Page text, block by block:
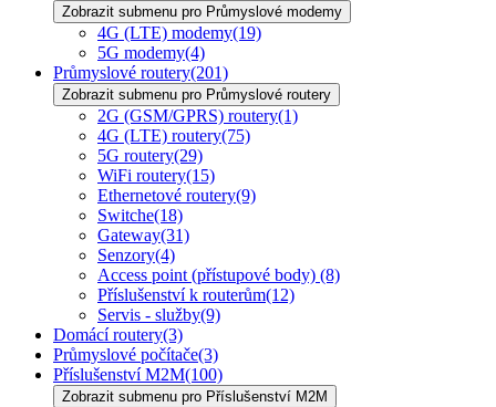
Zobrazit submenu pro Průmyslové modemy
4G (LTE) modemy(19)
5G modemy(4)
Průmyslové routery(201)
Zobrazit submenu pro Průmyslové routery
2G (GSM/GPRS) routery(1)
4G (LTE) routery(75)
5G routery(29)
WiFi routery(15)
Ethernetové routery(9)
Switche(18)
Gateway(31)
Senzory(4)
Access point (přístupové body) (8)
Příslušenství k routerům(12)
Servis - služby(9)
Domácí routery(3)
Průmyslové počítače(3)
Příslušenství M2M(100)
Zobrazit submenu pro Příslušenství M2M